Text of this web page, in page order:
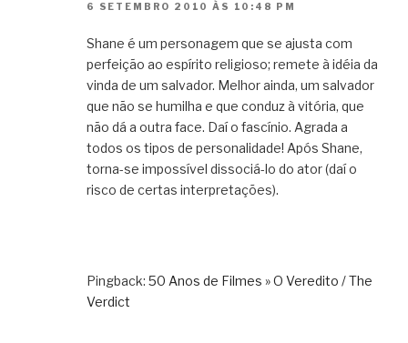
6 SETEMBRO 2010 ÀS 10:48 PM
Shane é um personagem que se ajusta com
perfeição ao espírito religioso; remete à idéia da
vinda de um salvador. Melhor ainda, um salvador
que não se humilha e que conduz à vitória, que
não dá a outra face. Daí o fascínio. Agrada a
todos os tipos de personalidade! Após Shane,
torna-se impossível dissociá-lo do ator (daí o
risco de certas interpretações).
Pingback: 50 Anos de Filmes » O Veredito / The
Verdict